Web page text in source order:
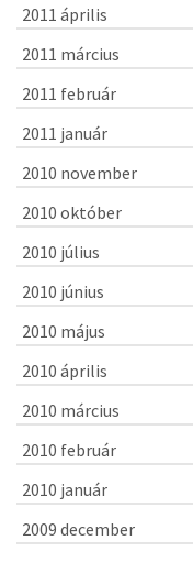
2011 április
2011 március
2011 február
2011 január
2010 november
2010 október
2010 július
2010 június
2010 május
2010 április
2010 március
2010 február
2010 január
2009 december